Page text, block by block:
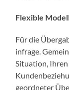
Flexible
Für die
infrage.
Situation,
geordneter